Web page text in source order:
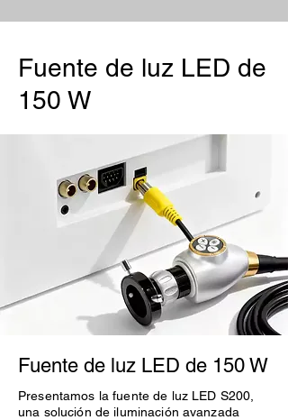
Fuente de luz LED de
150 W
Fuente de luz LED de 150 W
Presentamos la fuente de luz LED S200,
una solución de iluminación avanzada